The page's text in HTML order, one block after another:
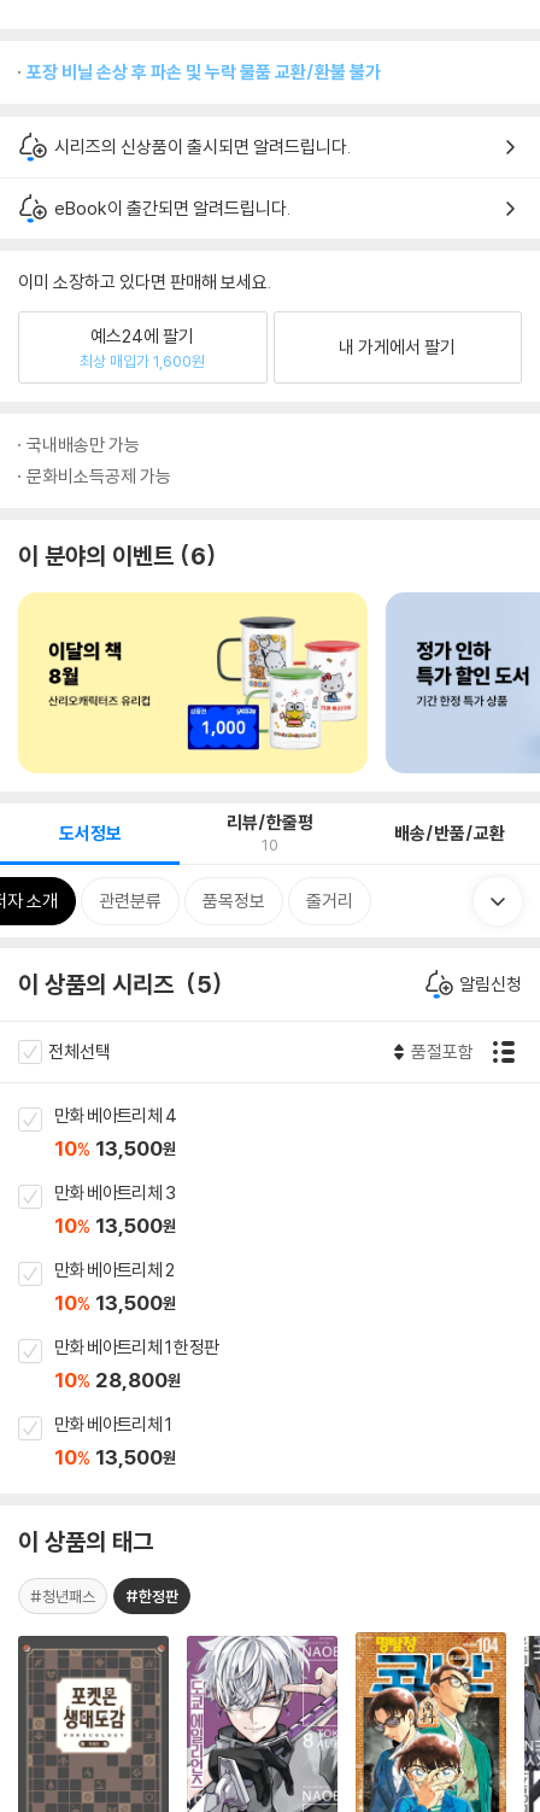
포장 비닐 손상 후 파손 및 누락 물품 교환/환불 불가
시리즈의 신상품이 출시되면 알려드립니다.
eBook이 출간되면 알려드립니다.
이미 소장하고 있다면 판매해 보세요.
예스24에 팔기
최상 매입가 1,600원
내 가게에서 팔기
국내배송만 가능
문화비소득공제 가능
이 분야의 이벤트 6
도서정보 리뷰/한줄평
10 배송/반품/교환
자 소개 관련분류 품목정보 줄거리
이 상품의 시리즈 5 알림신청
전체선택 품절포함
만화 베아트리체 4
10% 13,500원
만화 베아트리체 3
10% 13,500원
만화 베아트리체 2
10% 13,500원
만화 베아트리체 1 한정판
10% 28,800원
만화 베아트리체 1
10% 13,500원
이 상품의 태그
#청년패스 #한정판